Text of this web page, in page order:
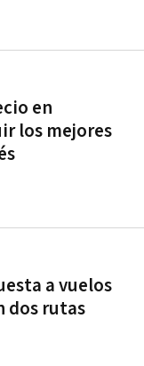
en
los mejores
a vuelos
dos rutas